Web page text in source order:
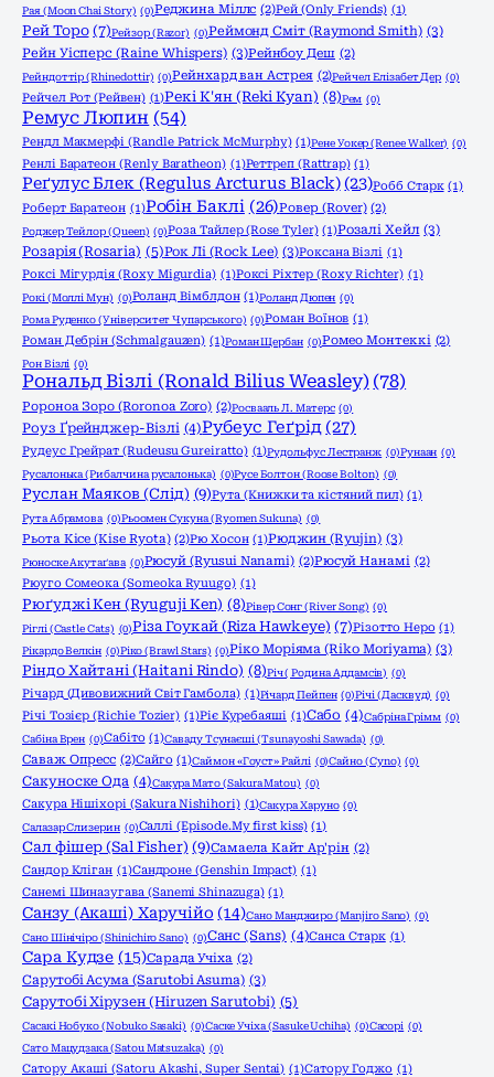
Рая (Moon Chai Story) (0)Реджина Міллс (2)Рей (Only Friends) (1)
Рей Торо (7)Рейзор (Razor) (0)Реймонд Сміт (Raymond Smith) (3)
Рейн Уісперс (Raine Whispers) (3)Рейнбоу Деш (2)
Рейндоттір (Rhinedottir) (0)Рейнхард ван Астрея (2)Рейчел Елізабет Дер (0)
Рейчел Рот (Рейвен) (1)Рекі К'ян (Reki Kyan) (8)Рем (0)
Ремус Люпин (54)
Рендл Макмерфі (Randle Patrick McMurphy) (1)Рене Уокер (Renee Walker) (0)
Ренлі Баратеон (Renly Baratheon) (1)Реттреп (Rattrap) (1)
Реґулус Блек (Regulus Arcturus Black) (23)Робб Старк (1)
Роберт Баратеон (1)Робін Баклі (26)Ровер (Rover) (2)
Роджер Тейлор (Queen) (0)Роза Тайлер (Rose Tyler) (1)Розалі Хейл (3)
Розарія (Rosaria) (5)Рок Лі (Rock Lee) (3)Роксана Візлі (1)
Роксі Мігурдія (Roxy Migurdia) (1)Роксі Ріхтер (Roxy Richter) (1)
Рокі (Моллі Мун) (0)Роланд Вімблдон (1)Роланд Дюпен (0)
Рома Руденко (Університет Чупарського) (0)Роман Воїнов (1)
Роман Дебрін (Schmalgauzen) (1)Роман Щербан (0)Ромео Монтеккі (2)
Рон Візлі (0)
Рональд Візлі (Ronald Bilius Weasley) (78)
Ророноа Зоро (Roronoa Zoro) (2)Росвааль Л. Матерс (0)
Роуз Ґрейнджер-Візлі (4)Рубеус Геґрід (27)
Рудеус Грейрат (Rudeusu Gureiratto) (1)Рудольфус Лестранж (0)Рунаан (0)
Русалонька (Рибалчина русалонька) (0)Русе Болтон (Roose Bolton) (0)
Руслан Маяков (Слід) (9)Рута (Книжки та кістяний пил) (1)
Рута Абрамова (0)Рьоомен Сукуна (Ryomen Sukuna) (0)
Рьота Кісе (Kise Ryota) (2)Рю Хосон (1)Рюджин (Ryujin) (3)
Рюноске Акутаґава (0)Рюсуй (Ryusui Nanami) (2)Рюсуй Нанамі (2)
Рюуго Сомеока (Someoka Ryuugo) (1)
Рюґуджі Кен (Ryuguji Ken) (8)Рівер Сонг (River Song) (0)
Ріглі (Castle Cats) (0)Різа Гоукай (Riza Hawkeye) (7)Різотто Неро (1)
Рікардо Велкін (0)Ріко (Brawl Stars) (0)Ріко Моріяма (Riko Moriyama) (3)
Ріндо Хайтані (Haitani Rindo) (8)Річ ( Родина Аддамсів) (0)
Річард (Дивовижний Світ Гамбола) (1)Річард Пейпен (0)Річі (Дасквуд) (0)
Річі Тозієр (Richie Tozier) (1)Ріє Куребаяші (1)Сабо (4)Сабріна Грімм (0)
Сабіна Врен (0)Сабіто (1)Саваду Тсунаєші (Tsunayoshi Sawada) (0)
Саваж Опресс (2)Сайго (1)Саймон «Гоуст» Райлі (0)Сайно (Cyno) (0)
Сакуноске Ода (4)Сакура Мато (Sakura Matou) (0)
Сакура Нішіхорі (Sakura Nishihori) (1)Сакура Харуно (0)
Салазар Слизерин (0)Саллі (Episode.My first kiss) (1)
Сал фішер (Sal Fisher) (9)Самаела Кайт Ар'рін (2)
Сандор Кліган (1)Сандроне (Genshin Impact) (1)
Санемі Шиназугава (Sanemi Shinazuga) (1)
Санзу (Акаші) Харучійо (14)Сано Манджиро (Manjiro Sano) (0)
Сано Шінічіро (Shinichiro Sano) (0)Санс (Sans) (4)Санса Старк (1)
Сара Кудзе (15)Сарада Учіха (2)
Сарутобі Асума (Sarutobi Asuma) (3)
Сарутобі Хірузен (Hiruzen Sarutobi) (5)
Сасакі Нобуко (Nobuko Sasaki) (0)Саске Учіха (Sasuke Uchiha) (0)Сасорі (0)
Сато Мацудзака (Satou Matsuzaka) (0)
Сатору Акаші (Satoru Akashi, Super Sentai) (1)Сатору Годжо (1)